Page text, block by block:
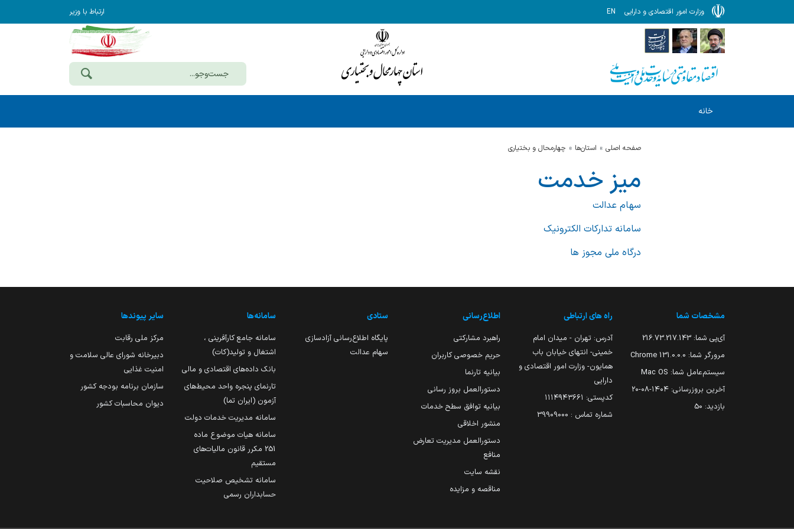
وزارت امور اقتصادی و دارایی EN ارتباط با وزیر
خانه
صفحه اصلی استان‌ها چهارمحال و بختياري
میز خدمت
سهام عدالت
سامانه تدارکات الکترونیک
درگاه ملی مجوز ها
مشخصات شما
آی‌پی شما: 216.73.217.143
مرورگر شما: 131.0.0.0 Chrome
سیستم‌عامل شما: Mac OS
آخرین بروزرسانی: ۱۴۰۴-۰۸-۲۰
بازدید: 50
راه های ارتباطی
آدرس: تهران - میدان امام
خمینی- انتهای خیابان باب
همایون- وزارت امور اقتصادی و
دارایی
کدپستی: ۱۱۱۴۹۴۳۶۶۱
شماره تماس : 39909000
اطلاع‌رسانی
راهبرد مشارکتی
حریم خصوصی کاربران
بیانیه تارنما
دستورالعمل بروز رسانی
بیانیه توافق سطح خدمات
منشور اخلاقی
دستورالعمل مدیریت تعارض
منافع
نقشه سایت
مناقصه و مزایده
ستادی
پایگاه اطلاع‌رسانی آزادسازی
سهام عدالت
سامانه‌ها
سامانه جامع کارآفرینی ،
اشتغال و تولید(کات)
بانک داده‌های اقتصادی و مالی
تارنمای پنجره واحد محیط‌های
آزمون (ایران تما)
سامانه مدیریت خدمات دولت
سامانه هیات موضوع ماده
251 مکرر قانون مالیات‌های
مستقیم
سامانه تشخیص صلاحیت
حسابداران رسمی
سایر پیوندها
مرکز ملی رقابت
دبیرخانه شورای عالی سلامت و
امنیت غذایی
سازمان برنامه بودجه کشور
دیوان محاسبات کشور